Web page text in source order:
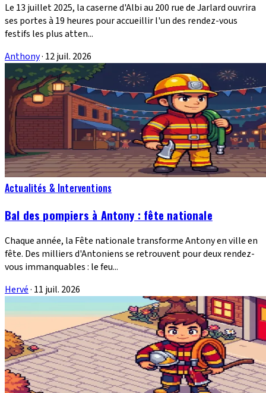
Le 13 juillet 2025, la caserne d'Albi au 200 rue de Jarlard ouvrira
ses portes à 19 heures pour accueillir l'un des rendez-vous
festifs les plus atten...
Anthony· 12 juil. 2026
Actualités & Interventions
Bal des pompiers à Antony : fête nationale
Chaque année, la Fête nationale transforme Antony en ville en
fête. Des milliers d'Antoniens se retrouvent pour deux rendez-
vous immanquables : le feu...
Hervé· 11 juil. 2026